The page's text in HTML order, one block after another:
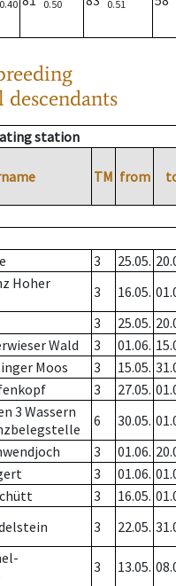
0.40 0.50 0.51
station
TM from
3 25.05.
Hoher
3 16.05.
3 25.05.
Wald 3 01.06.
Moos 3 15.05.
3 27.05.
3 Wassern
6 30.05.
3 01.06.
3 01.06.
3 16.05.
3 22.05.
3 13.05.